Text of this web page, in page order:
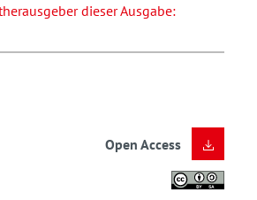
dieser Ausgabe:
Open Access